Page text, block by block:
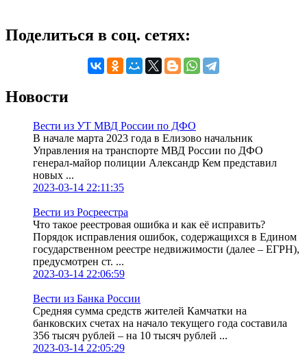
Поделиться в соц. сетях:
Новости
Вести из УТ МВД России по ДФО
В начале марта 2023 года в Елизово начальник
Управления на транспорте МВД России по ДФО
генерал-майор полиции Александр Кем представил
новых ...
2023-03-14 22:11:35
Вести из Росреестра
Что такое реестровая ошибка и как её исправить?
Порядок исправления ошибок, содержащихся в Едином
государственном реестре недвижимости (далее – ЕГРН),
предусмотрен ст. ...
2023-03-14 22:06:59
Вести из Банка России
Средняя сумма средств жителей Камчатки на
банковских счетах на начало текущего года составила
356 тысяч рублей – на 10 тысяч рублей ...
2023-03-14 22:05:29